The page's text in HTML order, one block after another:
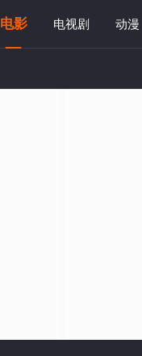
电影 电视剧 动漫